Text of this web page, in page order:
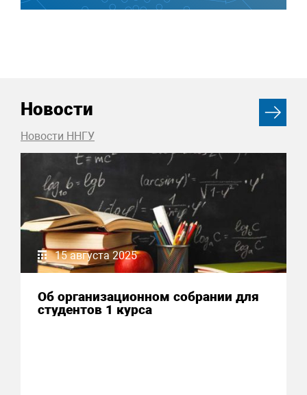
Новости
Новости ННГУ
15 августа 2025
Об организационном собрании для
студентов 1 курса